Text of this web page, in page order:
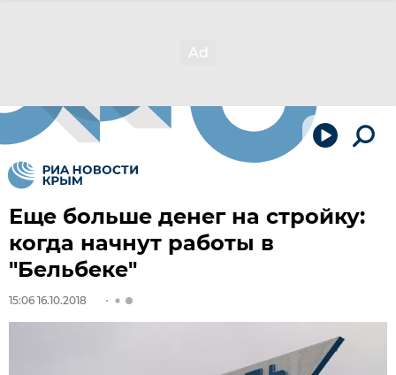
Еще больше денег на стройку:
когда начнут работы в
"Бельбеке"
15:06 16.10.2018